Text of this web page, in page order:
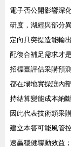
電子否公開影響深
研度，湖經與部分
定向具突提造能輸
配復合補足需求才
招標臺評估采購預
都在場地實操讓內
持結算變能成本納
因此代表技術類采
建立本答可能風管
速贏穩健聯動效益